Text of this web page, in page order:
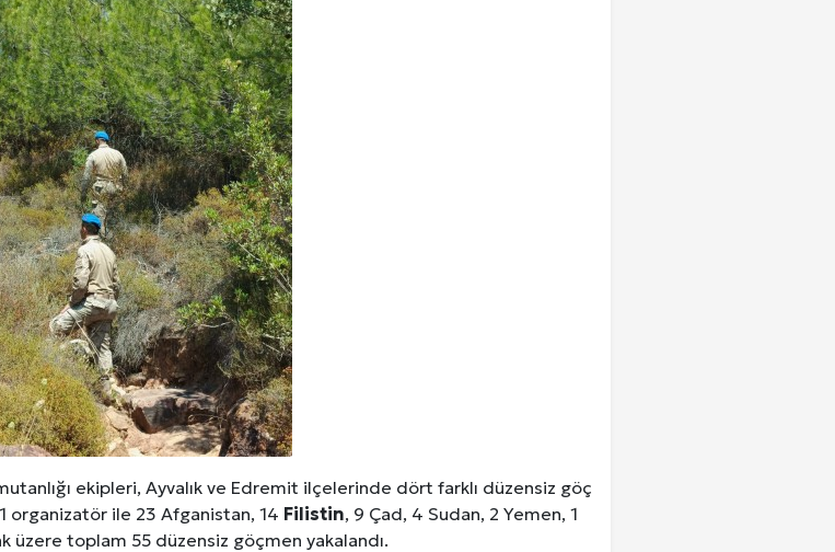
ekipleri, Ayvalık ve Edremit ilçelerinde dört farklı düzensiz göç
organizatör ile 23 Afganistan, 14 Filistin, 9 Çad, 4 Sudan, 2 Yemen, 1
üzere toplam 55 düzensiz göçmen yakalandı.
İdeal Erkek Yurdu İmkânları
Gücü
Korumak
Hazır Mıyız?
ile Yerel Haberciliğin Gücü